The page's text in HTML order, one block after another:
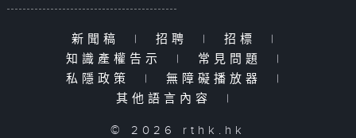
新聞稿 | 招聘 | 招標
|
知識產權告示
| 常見問題
|
私隱政策
| 無障礙播放器
|
其他語言內容
|
© 2026 rthk.hk